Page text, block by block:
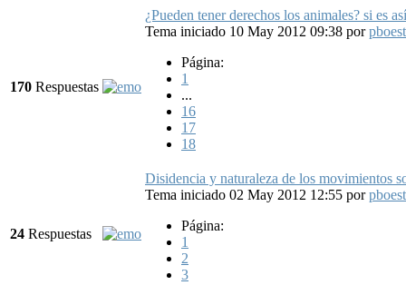
170 Respuestas
¿Pueden tener derechos los animales? si es
Tema iniciado 10 May 2012 09:38 porpboest
Página:
1
...
16
17
18
24 Respuestas
Disidencia y naturaleza de los movimientos
Tema iniciado 02 May 2012 12:55 porpboest
Página:
1
2
3